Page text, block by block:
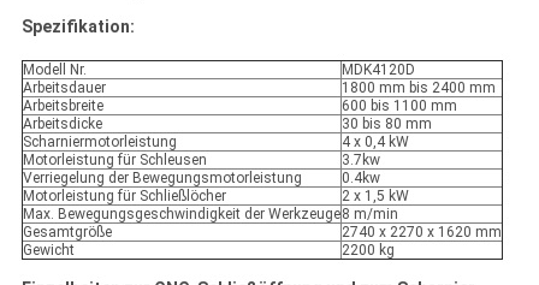
Spezifikation:
Modell Nr.
MDK4120D
Arbeitsdauer
1800 mm bis 2400 mm
Arbeitsbreite
600 bis 1100 mm
Arbeitsdicke
30 bis 80 mm
Scharniermotorleistung
4 x 0,4 kW
Motorleistung für Schleusen
3.7kw
Verriegelung der Bewegungsmotorleistung
0.4kw
Motorleistung für Schließlöcher
2 x 1,5 kW
Max. Bewegungsgeschwindigkeit der Werkzeuge8 m/min
Gesamtgröße
2740 x 2270 x 1620 mm
Gewicht
2200 kg